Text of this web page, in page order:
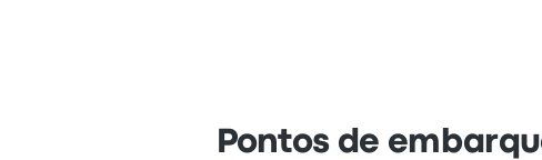
Pontos de